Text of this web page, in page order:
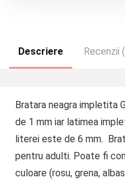
Descriere Recenzii
Bratara neagra impletita
de 1 mm iar latimea
literei este de 6 mm.
pentru adulti. Poate fi
culoare (rosu, grena,